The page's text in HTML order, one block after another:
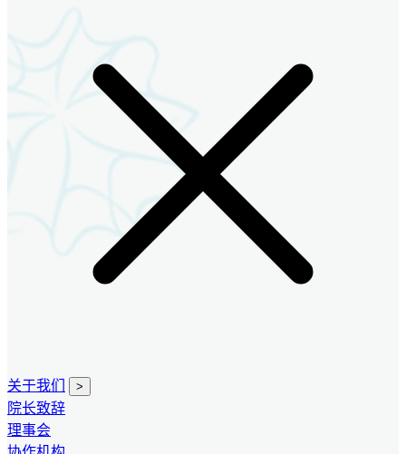
关于我们 >
院长致辞
理事会